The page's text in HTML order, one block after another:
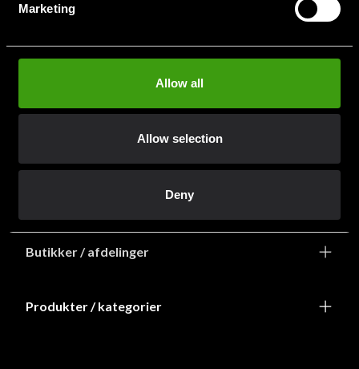
Marketing
Allow all
Allow selection
Deny
info@budofitness.dk
Tel:+468-673 33 50
Butikker / afdelinger
Produkter / kategorier